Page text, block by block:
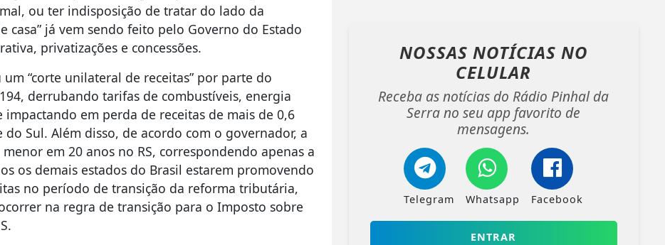
ou ter indisposição de tratar do lado da
casa” já vem sendo feito pelo Governo do Estado
privatizações e concessões.
“corte unilateral de receitas” por parte do
derrubando tarifas de combustíveis, energia
impactando em perda de receitas de mais de 0,6
Sul. Além disso, de acordo com o governador, a
em 20 anos no RS, correspondendo apenas a
os demais estados do Brasil estarem promovendo
no período de transição da reforma tributária,
na regra de transição para o Imposto sobre
NOSSAS NOTÍCIAS NO
CELULAR
Receba as notícias do Rádio Pinhal da
Serra no seu app favorito de
mensagens.
Telegram Whatsapp Facebook
ENTRAR